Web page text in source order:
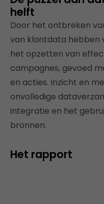
helft
Door het ontbreken
van klantdata hebben
het opzetten van
campagnes, gevoed
en acties. Inzicht en
onvolledige
integratie en het
bronnen.
Het rapport